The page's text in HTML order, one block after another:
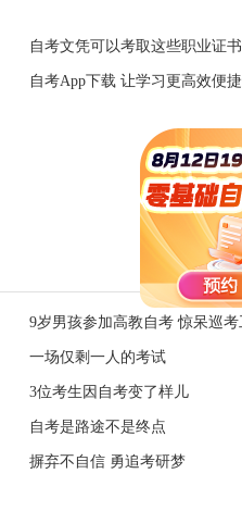
自考文凭可以考取这些职业证书
自考App下载 让学习更高效便捷
9岁男孩参加高教自考 惊呆巡考
一场仅剩一人的考试
3位考生因自考变了样儿
自考是路途不是终点
摒弃不自信 勇追考研梦